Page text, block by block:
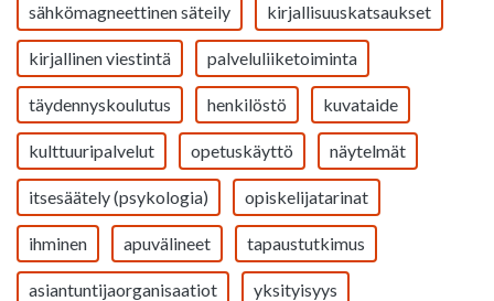
sähkömagneettinen säteily kirjallisuuskatsaukset
kirjallinen viestintä palveluliiketoiminta
täydennyskoulutus henkilöstö kuvataide
kulttuuripalvelut opetuskäyttö näytelmät
itsesäätely (psykologia) opiskelijatarinat
ihminen apuvälineet tapaustutkimus
asiantuntijaorganisaatiot yksityisyys